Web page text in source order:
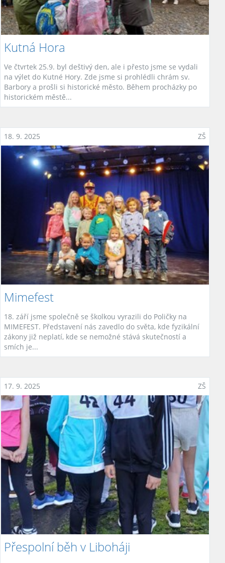
Kutná Hora
Ve čtvrtek 25.9. byl deštivý den, ale i přesto jsme se vydali
na výlet do Kutné Hory. Zde jsme si prohlédli chrám sv.
Barbory a prošli si historické město. Během procházky po
historickém městě...
18. 9. 2025 ZŠ
Mimefest
18. září jsme společně se školkou vyrazili do Poličky na
MIMEFEST. Představení nás zavedlo do světa, kde fyzikální
zákony již neplatí, kde se nemožné stává skutečností a
smích je...
17. 9. 2025 ZŠ
Přespolní běh v Liboháji